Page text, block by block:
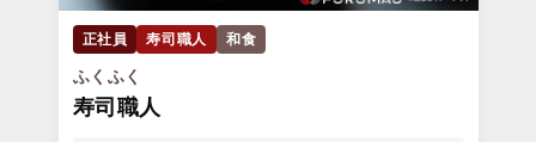
正社員 寿司職人 和食
ふくふく
寿司職人